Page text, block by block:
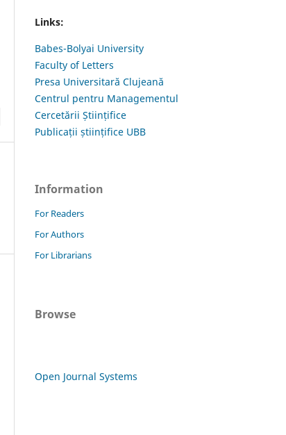
Links:
Babes-Bolyai University
Faculty of Letters
Presa Universitară Clujeană
Centrul pentru Managementul
Cercetării Științifice
Publicații științifice UBB
Information
For Readers
For Authors
For Librarians
Browse
Open Journal Systems